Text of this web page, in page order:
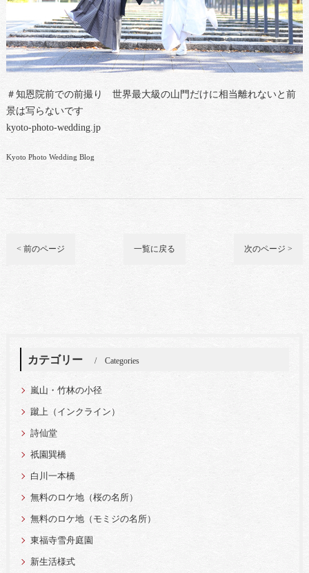
＃知恩院前での前撮り 世界最大級の山門だけに相当離れないと前
景は写らないです
kyoto-photo-wedding.jp
Kyoto Photo Wedding Blog
< 前のページ 一覧に戻る 次のページ >
カテゴリー Categories
嵐山・竹林の小径
蹴上（インクライン）
詩仙堂
祇園巽橋
白川一本橋
無料のロケ地（桜の名所）
無料のロケ地（モミジの名所）
東福寺雪舟庭園
新生活様式